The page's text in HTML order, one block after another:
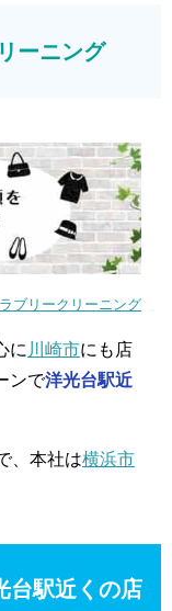
ーニング
ラブリークリーニング
に 川崎市にも店
ンで洋光台駅近
、本社は横浜市
台駅近くの店